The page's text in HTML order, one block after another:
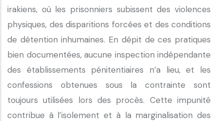
irakiens, où les prisonniers subissent des violences
physiques, des disparitions forcées et des conditions
de détention inhumaines. En dépit de ces pratiques
bien documentées, aucune inspection indépendante
des établissements pénitentiaires n’a lieu, et les
confessions obtenues sous la contrainte sont
toujours utilisées lors des procès. Cette impunité
contribue à l’isolement et à la marginalisation des